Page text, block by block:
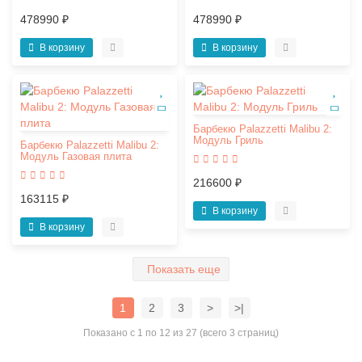
478990 ₽
В корзину
478990 ₽
В корзину
Барбекю Palazzetti Malibu 2:
Модуль Газовая плита
163115 ₽
В корзину
Барбекю Palazzetti Malibu 2:
Модуль Гриль
216600 ₽
В корзину
Показать еще
1 2 3 > >|
Показано с 1 по 12 из 27 (всего 3 страниц)